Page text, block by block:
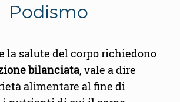
Podismo
la salute del corpo richiedono
bilanciata, vale a dire
alimentare al fine di